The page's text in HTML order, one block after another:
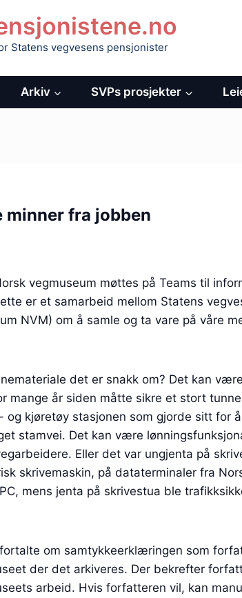
Statens vegvesens pensjonister
Arkiv SVPs prosjekter
minner fra jobben
vegmuseum møttes på Teams til
er et samarbeid mellom Statens
NVM) om å samle og ta vare på våre
det er snakk om? Det kan
mange år siden måtte sikre et stort
kjøretøy stasjonen som gjorde sitt for
stamvei. Det kan være
Eller det var ungjenta på
skrivemaskin, på dataterminaler fra
mens jenta på skrivestua ble
om samtykkeerklæringen som
der det arkiveres. Der bekrefter
arbeid. Hvis forfatteren vil, kan